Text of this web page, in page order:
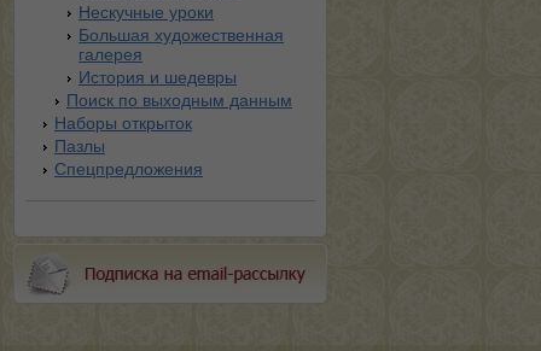
Нескучные уроки
Большая художественная
галерея
История и шедевры
Поиск по выходным данным
Наборы открыток
Пазлы
Спецпредложения